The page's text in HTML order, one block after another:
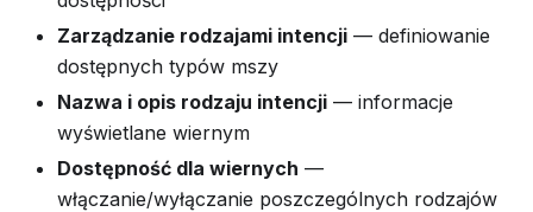
Zarządzanie rodzajami intencji — definiowanie
dostępnych typów mszy
Nazwa i opis rodzaju intencji — informacje
wyświetlane wiernym
Dostępność dla wiernych —
włączanie/wyłączanie poszczególnych rodzajów